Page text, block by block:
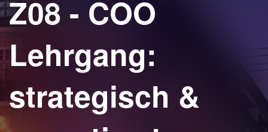
Z08 - COO
Lehrgang:
strategisch &